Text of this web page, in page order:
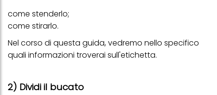
come stenderlo;
come stirarlo.
Nel corso di questa guida, vedremo nello specifico
quali informazioni troverai sull'etichetta.
2) Dividi il bucato